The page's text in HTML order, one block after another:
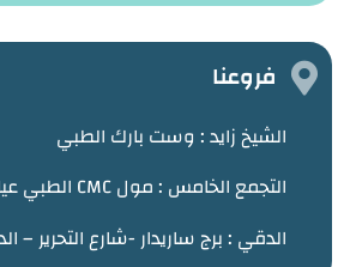
فروعنا
الشيخ زايد : وست بارك الطبي
التجمع الخامس : مول CMC الطبي عيادة 109
الدقي : برج ساريدار -شارع التحرير –